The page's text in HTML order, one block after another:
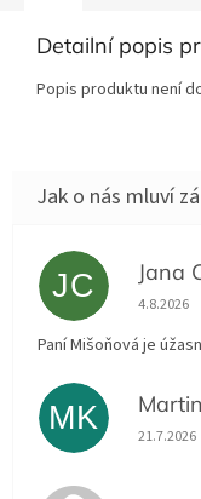
Detailní popis
Popis produktu není
JC Jana
4.8.2026
Paní Mišoňová je
MK
21.7.2026